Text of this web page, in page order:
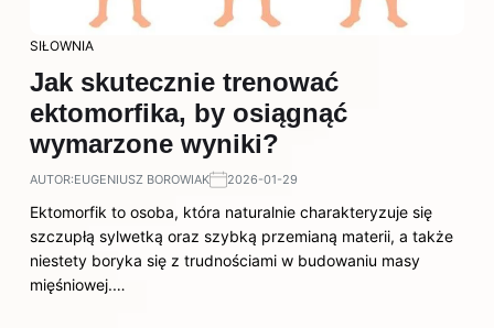
SIŁOWNIA
Jak skutecznie trenować
ektomorfika, by osiągnąć
wymarzone wyniki?
AUTOR:EUGENIUSZ BOROWIAK 2026-01-29
Ektomorfik to osoba, która naturalnie charakteryzuje się
szczupłą sylwetką oraz szybką przemianą materii, a także
niestety boryka się z trudnościami w budowaniu masy
mięśniowej.…